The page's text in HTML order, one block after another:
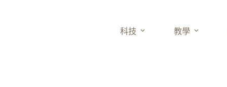
科技 教學